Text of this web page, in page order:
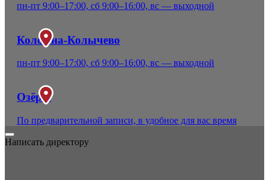
пн-пт 9:00–17:00, сб 9:00–16:00, вс — выходной
Коломна-Колычево
пн-пт 9:00–17:00, сб 9:00–16:00, вс — выходной
Озёры
По предварительной записи, в удобное для вас время
Написать директору